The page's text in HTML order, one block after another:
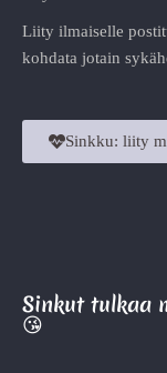
Liity ilmaiselle
kohdata jotain
Sinkku: liity
Sinkut tulkaa
😘